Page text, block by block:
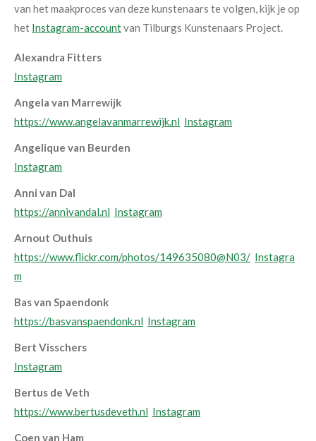
van het maakproces van deze kunstenaars te volgen, kijk je op
het Instagram-accountvan Tilburgs Kunstenaars Project.
Alexandra Fitters
Instagram
Angela van Marrewijk
https://www.angelavanmarrewijk.nl Instagram
Angelique van Beurden
Instagram
Anni van Dal
https://annivandal.nl Instagram
Arnout Outhuis
https://www.flickr.com/photos/149635080@N03/ Instagra
m
Bas van Spaendonk
https://basvanspaendonk.nl Instagram
Bert Visschers
Instagram
Bertus de Veth
https://www.bertusdeveth.nl Instagram
Coen van Ham